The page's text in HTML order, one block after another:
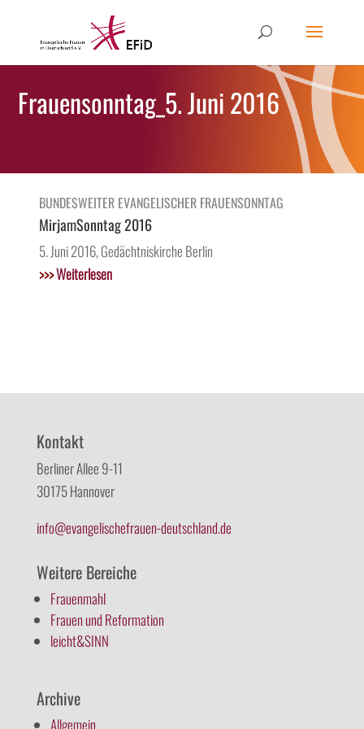
Frauensonntag_5. Juni 2016
BUNDESWEITER EVANGELISCHER FRAUENSONNTAG
MirjamSonntag 2016
5. Juni 2016, Gedächtniskirche Berlin
>>>Weiterlesen
Kontakt
Berliner Allee 9-11
30175 Hannover
info@evangelischefrauen-deutschland.de
Weitere Bereiche
Frauenmahl
Frauen und Reformation
leicht&SINN
Archive
Allgemein